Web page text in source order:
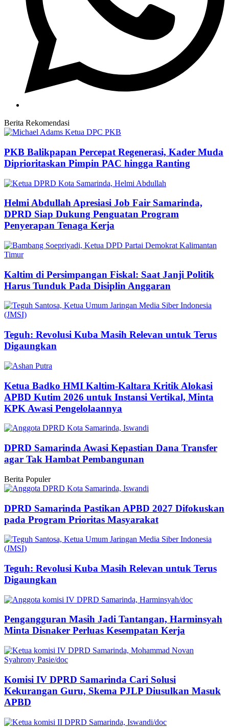
Berita Rekomendasi
PKB Balikpapan Percepat Regenerasi, Kader Muda
Diprioritaskan Pimpin PAC hingga Ranting
Helmi Abdullah Apresiasi Job Fair Samarinda,
DPRD Siap Dukung Penguatan Program
Penyerapan Tenaga Kerja
Kaltim di Persimpangan Fiskal: Saat Janji Politik
Harus Tunduk Pada Disiplin Anggaran
Teguh: Revolusi Kuba Masih Relevan untuk Terus
Digaungkan
Ketua Badko HMI Kaltim-Kaltara Kritik Alokasi
APBD Kutim 2026 untuk Instansi Vertikal, Minta
KPK Awasi Pengelolaannya
DPRD Samarinda Awasi Kepastian Dana Transfer
agar Tak Hambat Pembangunan
Berita Populer
DPRD Samarinda Pastikan APBD 2027 Difokuskan
pada Program Prioritas Masyarakat
Teguh: Revolusi Kuba Masih Relevan untuk Terus
Digaungkan
Pengangguran Masih Jadi Tantangan, Harminsyah
Minta Disnaker Perluas Kesempatan Kerja
Komisi IV DPRD Samarinda Cari Solusi
Kekurangan Guru, Skema PJLP Diusulkan Masuk
APBD